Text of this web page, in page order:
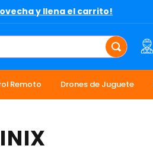
y llena el carrito!
Remoto Drones de Juguete